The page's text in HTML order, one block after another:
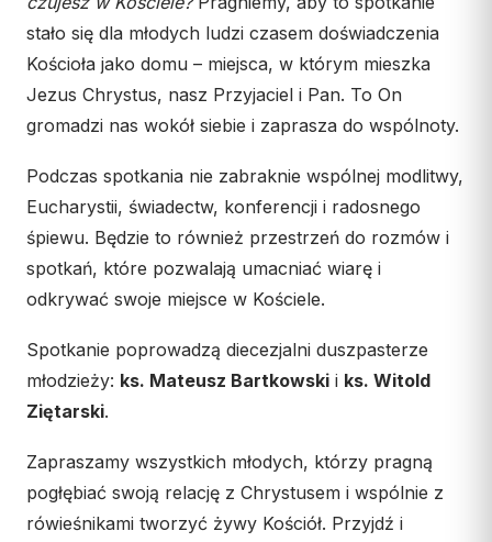
KURIA
Kuria Diecezjalna
Wydziały
Sąd Biskupi
Wydawnictwo
Konta bankowe
CENTRUM MEDIALNE
Biuro
Współpraca
„GŁOS Z TORUNIA"
Współpraca
Franciszkański Zakon
Świeckich
Skauci Króla
Bractwo św. Józefa
stało się dla młodych ludzi czasem doświadczenia
Kościoła jako domu – miejsca, w którym mieszka
Jezus Chrystus, nasz Przyjaciel i Pan. To On
gromadzi nas wokół siebie i zaprasza do wspólnoty.
Podczas spotkania nie zabraknie wspólnej modlitwy,
Eucharystii, świadectw, konferencji i radosnego
śpiewu. Będzie to również przestrzeń do rozmów i
spotkań, które pozwalają umacniać wiarę i
odkrywać swoje miejsce w Kościele.
Spotkanie poprowadzą diecezjalni duszpasterze
młodzieży: ks. Mateusz Bartkowski i ks. Witold
Ziętarski.
Zapraszamy wszystkich młodych, którzy pragną
pogłębiać swoją relację z Chrystusem i wspólnie z
rówieśnikami tworzyć żywy Kościół. Przyjdź i